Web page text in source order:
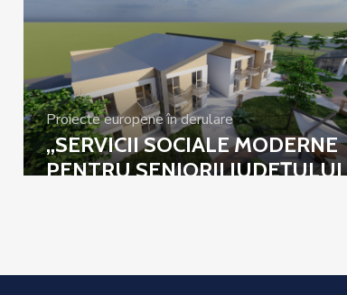
Proiecte europene în derulare
„SERVICII SOCIALE MODERNE
PENTRU SENIORII JUDEȚULUI